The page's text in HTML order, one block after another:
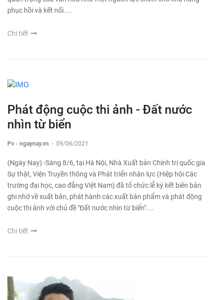
phục hồi và kết nối....
Chi tiết
Phát động cuộc thi ảnh - Đất nước
nhìn từ biển
Pv - ngaynay.vn - 09/06/2021
(Ngày Nay) -Sáng 8/6, tại Hà Nội, Nhà Xuất bản Chính trị quốc gia
Sự thật, Viện Truyền thông và Phát triển nhân lực (Hiệp hội Các
trường đại học, cao đẳng Việt Nam) đã tổ chức lễ ký kết biên bản
ghi nhớ về xuất bản, phát hành các xuất bản phẩm và phát động
cuộc thi ảnh với chủ đề "Đất nước nhìn từ biển"....
Chi tiết